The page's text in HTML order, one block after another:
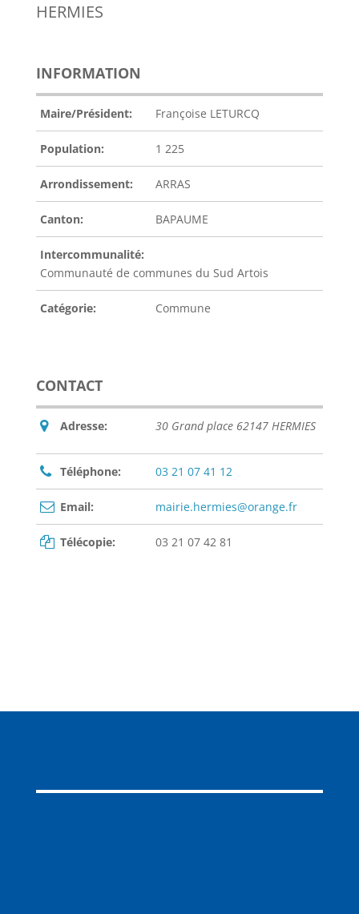
HERMIES
INFORMATION
Maire/Président: Françoise LETURCQ
Population: 1 225
Arrondissement: ARRAS
Canton: BAPAUME
Intercommunalité:
Communauté de communes du Sud Artois
Catégorie: Commune
CONTACT
Adresse: 30 Grand place 62147 HERMIES
Téléphone: 03 21 07 41 12
Email: mairie.hermies@orange.fr
Télécopie: 03 21 07 42 81